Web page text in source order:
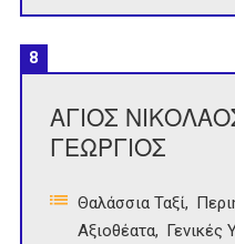
8
ΑΓΙΟΣ
ΓΕΩΡΓΙΟΣ
Θαλάσσια Ταξί
Αξιοθέατα
Γενικές